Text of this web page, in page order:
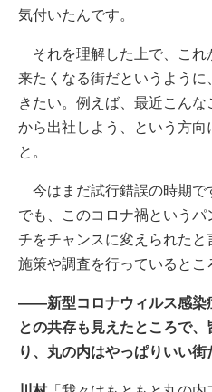
気付いたんです。
それを理解した上で、これ
来たくなる街だというよう
きたい。例えば、最近こん
から出社しよう、という方
と。
今はまだ試行錯誤の時期で
でも、このコロナ禍という
チをチャンスに変えられた
施策や調査を行っているとこ
――新型コロナウィルス感染
との共存も見えたところで
り、丸の内はやっぱりいい街